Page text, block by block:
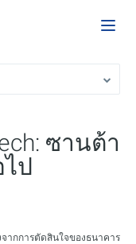
ซานต้า
ป
ากการตัดสินใจของธนาคาร